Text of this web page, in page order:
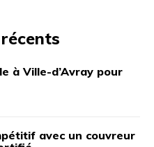
à Ville-d’Avray pour
avec un couvreur